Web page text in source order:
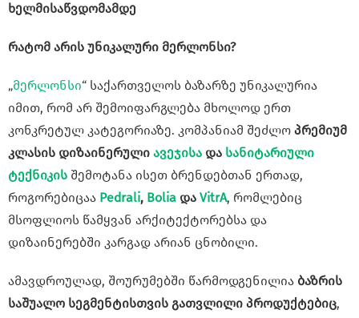
ხელმისაწვდომამდე
რატომ არის უნიკალური მერლონსი?
„მერლონსი“ საქართველოს ბაზარზე უნიკალურია
იმით, რომ არ შემოიფარგლება მხოლოდ ერთ
კონკრეტულ კატეგორიაზე. კომპანიამ შეძლო პრემიუმ
კლასის დიზაინერული ავეჯისა და სანიტარიული
ტექნიკის შემოტანა ისეთ ბრენდებთან ერთად,
როგორებიცაა Pedrali, Bolia და VitrA, რომლებიც
მსოფლიოს წამყვან არქიტექტორებსა და
დიზაინერებში კარგად არიან ცნობილი.
ამავდროულად, შოურუმებში წარმოდგენილია ბაზრის
საშუალო სეგმენტისთვის გათვლილი პროდუქტებიც,